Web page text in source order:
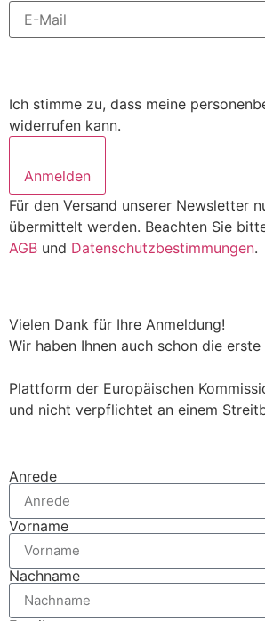
Ich stimme zu, dass meine
widerrufen kann.
Anmelden
Für den Versand unserer Newsletter
übermittelt werden. Beachten Sie
AGB und Datenschutzbestimmungen.
Vielen Dank für Ihre Anmeldung!
Wir haben Ihnen auch schon die
Plattform der Europäischen
und nicht verpflichtet an einem
Anrede
Vorname
Nachname